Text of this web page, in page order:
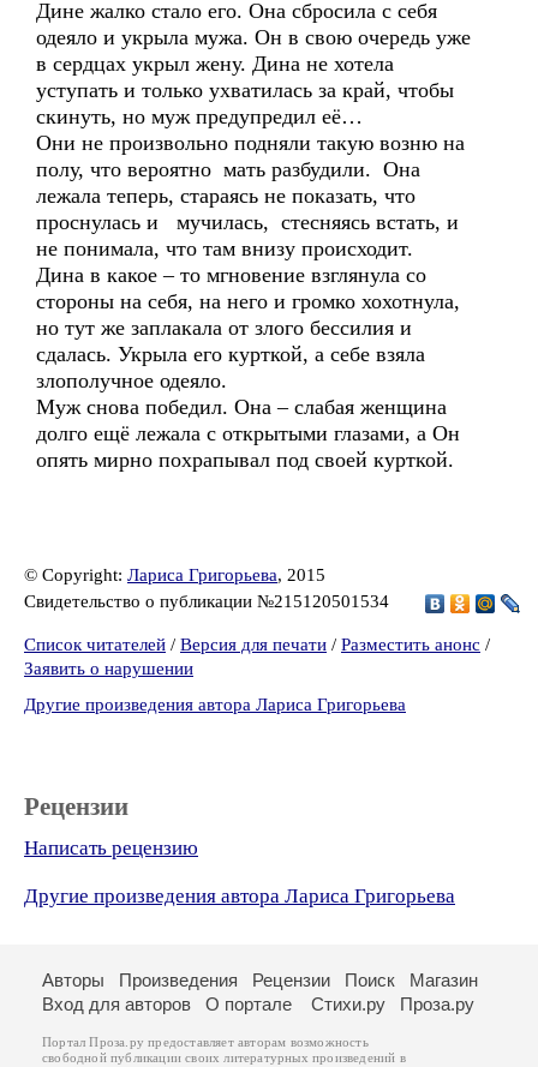
Дине жалко стало его. Она сбросила с себя
одеяло и укрыла мужа. Он в свою очередь уже
в сердцах укрыл жену. Дина не хотела
уступать и только ухватилась за край, чтобы
скинуть, но муж предупредил её…
Они не произвольно подняли такую возню на
полу, что вероятно мать разбудили. Она
лежала теперь, стараясь не показать, что
проснулась и мучилась, стесняясь встать, и
не понимала, что там внизу происходит.
Дина в какое – то мгновение взглянула со
стороны на себя, на него и громко хохотнула,
но тут же заплакала от злого бессилия и
сдалась. Укрыла его курткой, а себе взяла
злополучное одеяло.
Муж снова победил. Она – слабая женщина
долго ещё лежала с открытыми глазами, а Он
опять мирно похрапывал под своей курткой.
© Copyright: Лариса Григорьева, 2015
Свидетельство о публикации №215120501534
Список читателей / Версия для печати / Разместить анонс /
Заявить о нарушении
Другие произведения автора Лариса Григорьева
Рецензии
Написать рецензию
Другие произведения автора Лариса Григорьева
Авторы Произведения Рецензии Поиск
Магазин
Вход для авторов
О портале Стихи.ру Проза.ру
Портал Проза.ру предоставляет авторам возможность
свободной публикации своих литературных произведений в